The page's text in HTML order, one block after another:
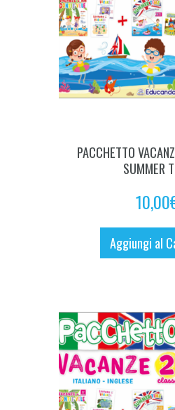
PACCHETTO
SUMMER
10,00
Aggiungi al